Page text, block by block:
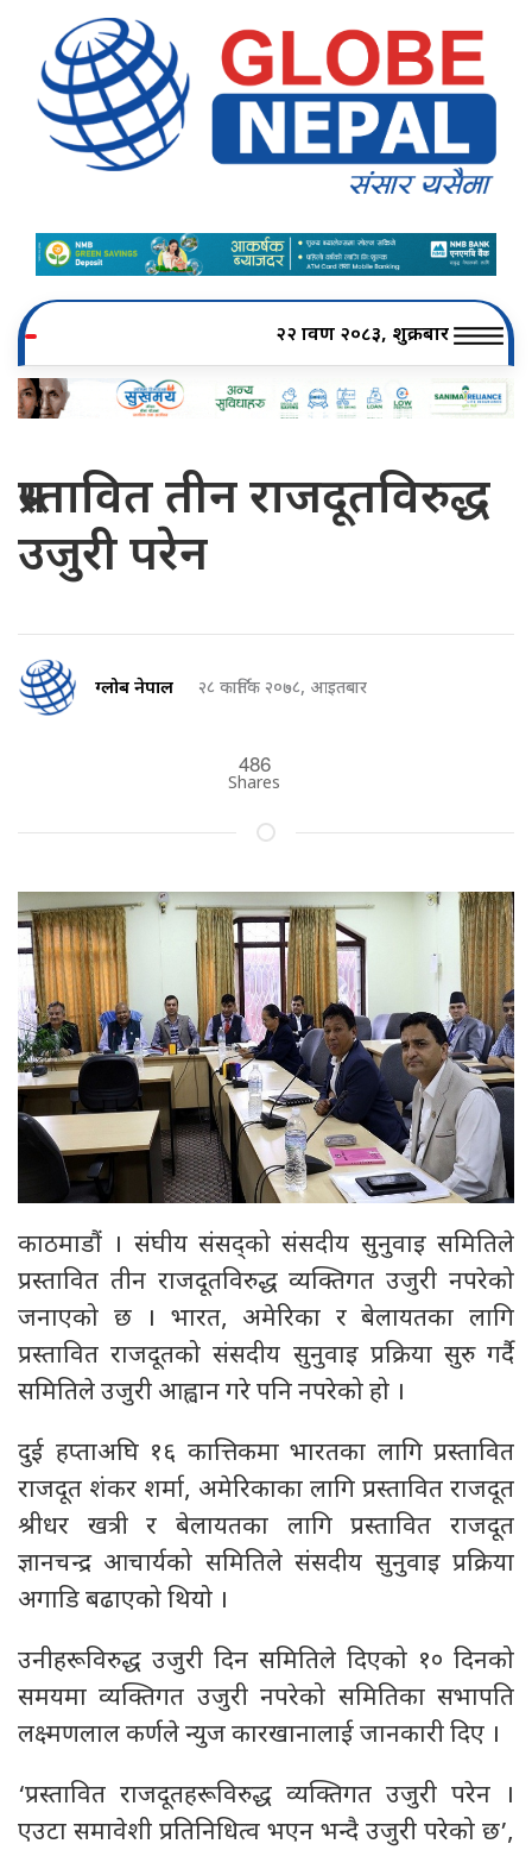
२२ श्रावण २०८३, शुक्रबार
प्रस्तावित तीन राजदूतविरुद्ध
उजुरी परेन
ग्लोब नेपाल २८ कार्तिक २०७८, आइतबार
486
Shares
काठमाडौं । संघीय संसद्को संसदीय सुनुवाइ समितिले
प्रस्तावित तीन राजदूतविरुद्ध व्यक्तिगत उजुरी नपरेको
जनाएको छ । भारत, अमेरिका र बेलायतका लागि
प्रस्तावित राजदूतको संसदीय सुनुवाइ प्रक्रिया सुरु गर्दै
समितिले उजुरी आह्वान गरे पनि नपरेको हो ।
दुई हप्ताअघि १६ कात्तिकमा भारतका लागि प्रस्तावित
राजदूत शंकर शर्मा, अमेरिकाका लागि प्रस्तावित राजदूत
श्रीधर खत्री र बेलायतका लागि प्रस्तावित राजदूत
ज्ञानचन्द्र आचार्यको समितिले संसदीय सुनुवाइ प्रक्रिया
अगाडि बढाएको थियो ।
उनीहरूविरुद्ध उजुरी दिन समितिले दिएको १० दिनको
समयमा व्यक्तिगत उजुरी नपरेको समितिका सभापति
लक्ष्मणलाल कर्णले न्युज कारखानालाई जानकारी दिए ।
‘प्रस्तावित राजदूतहरूविरुद्ध व्यक्तिगत उजुरी परेन ।
एउटा समावेशी प्रतिनिधित्व भएन भन्दै उजुरी परेको छ’,